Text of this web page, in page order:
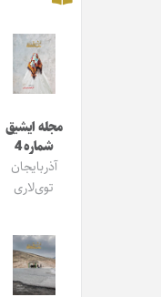
مجله ایشیق
شماره 4
آذربایجان
توی‌لاری